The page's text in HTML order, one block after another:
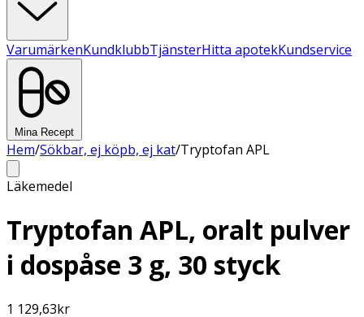
VarumärkenKundklubbTjänsterHitta apotekKundservice
Mina Recept
Hem/Sökbar, ej köpb, ej kat/Tryptofan APL
Läkemedel
Tryptofan APL, oralt pulver
i dospåse 3 g, 30 styck
1 129,63kr